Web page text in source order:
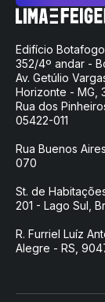
Edifício
352/4º andar -
Av. Getúlio
Horizonte - MG,
Rua dos
05422-011
Rua Buenos
070
St. de
201 - Lago Sul,
R. Furriel Luíz
Alegre - RS,